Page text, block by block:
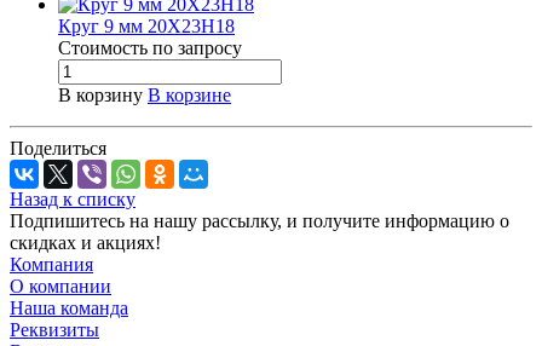
Круг 9 мм 20Х23Н18
Стоимость по запросу
В корзину В корзине
Поделиться
Назад к списку
Подпишитесь на нашу рассылку, и получите информацию о
скидках и акциях!
Компания
О компании
Наша команда
Реквизиты